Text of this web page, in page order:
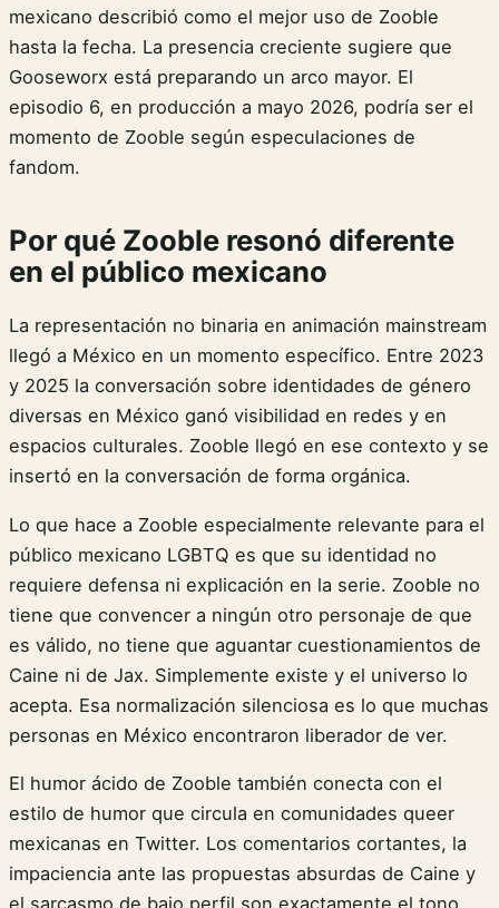
mexicano describió como el mejor uso de Zooble
hasta la fecha. La presencia creciente sugiere que
Gooseworx está preparando un arco mayor. El
episodio 6, en producción a mayo 2026, podría ser el
momento de Zooble según especulaciones de
fandom.
Por qué Zooble resonó diferente
en el público mexicano
La representación no binaria en animación mainstream
llegó a México en un momento específico. Entre 2023
y 2025 la conversación sobre identidades de género
diversas en México ganó visibilidad en redes y en
espacios culturales. Zooble llegó en ese contexto y se
insertó en la conversación de forma orgánica.
Lo que hace a Zooble especialmente relevante para el
público mexicano LGBTQ es que su identidad no
requiere defensa ni explicación en la serie. Zooble no
tiene que convencer a ningún otro personaje de que
es válido, no tiene que aguantar cuestionamientos de
Caine ni de Jax. Simplemente existe y el universo lo
acepta. Esa normalización silenciosa es lo que muchas
personas en México encontraron liberador de ver.
El humor ácido de Zooble también conecta con el
estilo de humor que circula en comunidades queer
mexicanas en Twitter. Los comentarios cortantes, la
impaciencia ante las propuestas absurdas de Caine y